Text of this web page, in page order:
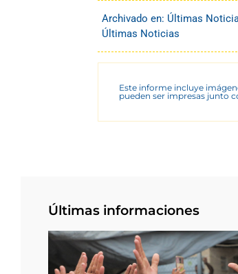
Archivado en: Últimas
Últimas Noticias
Este informe incluye
pueden ser impresas junto
Últimas informaciones